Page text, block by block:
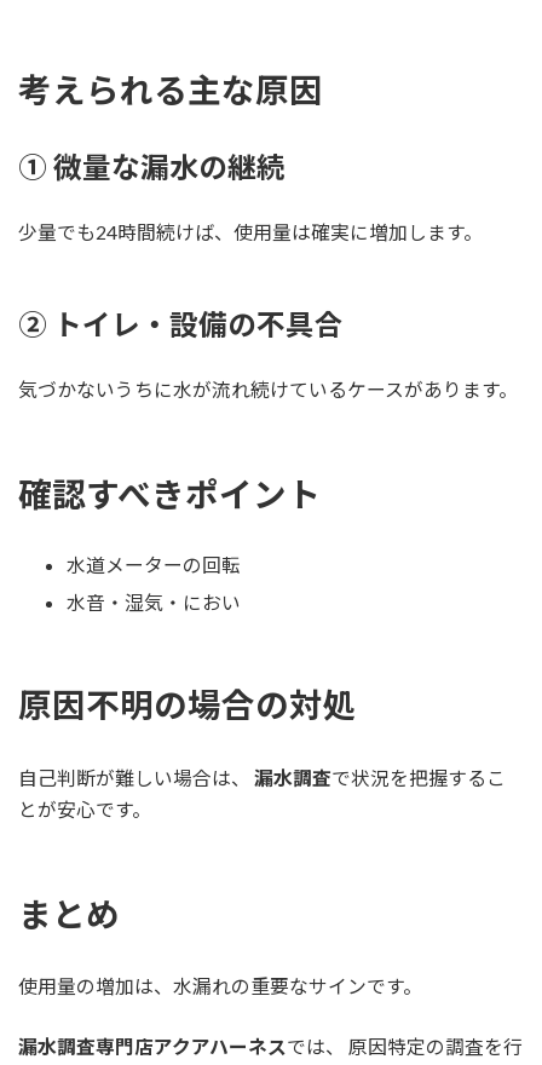
考えられる主な原因
① 微量な漏水の継続
少量でも24時間続けば、使用量は確実に増加します。
② トイレ・設備の不具合
気づかないうちに水が流れ続けているケースがあります。
確認すべきポイント
水道メーターの回転
水音・湿気・におい
原因不明の場合の対処
自己判断が難しい場合は、 漏水調査で状況を把握するこ
とが安心です。
まとめ
使用量の増加は、水漏れの重要なサインです。
漏水調査専門店アクアハーネスでは、 原因特定の調査を行